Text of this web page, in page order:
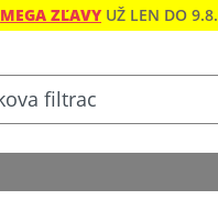
MEGA ZĽAVY UŽ LEN DO 9.8.